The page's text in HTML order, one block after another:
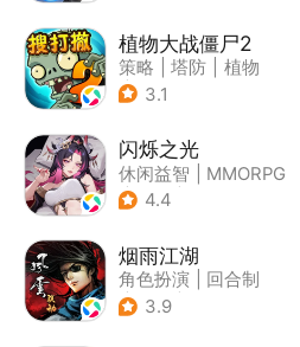
植物大战僵尸2
策略 塔防
植物
| 植物大战僵尸
3.1
闪烁之光
休闲益智
MMORPG
| 仙侠
4.4
烟雨江湖
角色扮演
回合制
| 武侠
3.9